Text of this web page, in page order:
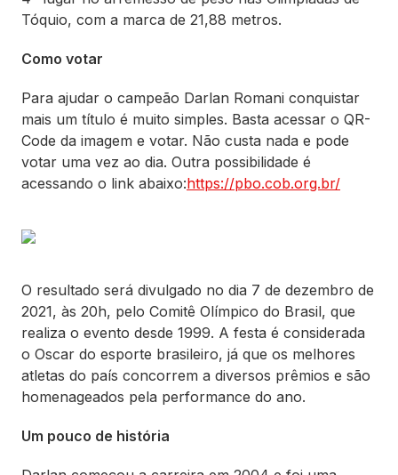
Tóquio, com a marca de 21,88 metros.
Como votar
Para ajudar o campeão Darlan Romani conquistar
mais um título é muito simples. Basta acessar o QR-
Code da imagem e votar. Não custa nada e pode
votar uma vez ao dia. Outra possibilidade é
acessando o link abaixo:https://pbo.cob.org.br/
O resultado será divulgado no dia 7 de dezembro de
2021, às 20h, pelo Comitê Olímpico do Brasil, que
realiza o evento desde 1999. A festa é considerada
o Oscar do esporte brasileiro, já que os melhores
atletas do país concorrem a diversos prêmios e são
homenageados pela performance do ano.
Um pouco de história